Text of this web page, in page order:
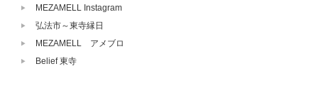
MEZAMELL Instagram
弘法市～東寺縁日
MEZAMELL アメブロ
Belief 東寺